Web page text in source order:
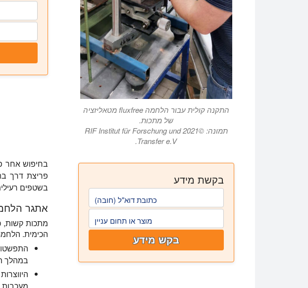
התקנה קולית עבור הלחמה fluxfree מטאליזציה
של מתכות.
תמונה: ©2021 RIF Institut für Forschung und
Transfer e.V.
פריצת דרך
בשטפים
אתגר
מתכות קשות,
הכימית.
במהלך
בקשת מידע
כתובת דוא"ל (חובה)
מוצר או תחום עניין
בקש מידע